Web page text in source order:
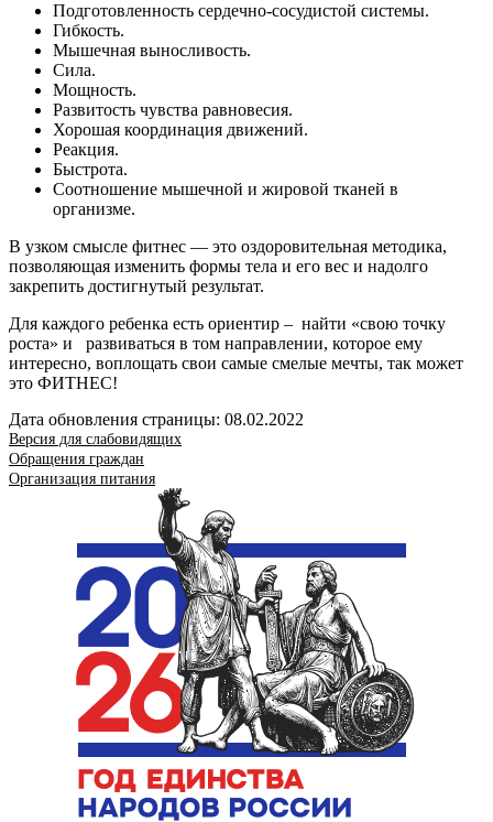
Подготовленность сердечно-сосудистой системы.
Гибкость.
Мышечная выносливость.
Сила.
Мощность.
Развитость чувства равновесия.
Хорошая координация движений.
Реакция.
Быстрота.
Соотношение мышечной и жировой тканей в
организме.
В узком смысле фитнес — это оздоровительная методика,
позволяющая изменить формы тела и его вес и надолго
закрепить достигнутый результат.
Для каждого ребенка есть ориентир – найти «свою точку
роста» и развиваться в том направлении, которое ему
интересно, воплощать свои самые смелые мечты, так может
это ФИТНЕС!
Дата обновления страницы: 08.02.2022
Версия для слабовидящих
Обращения граждан
Организация питания